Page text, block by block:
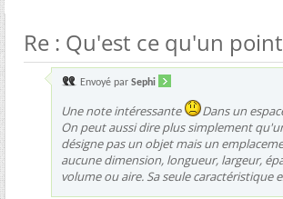
Re : Qu'est ce qu'un
Envoyé par Sephi
Une note intéressante
Dans un
On peut aussi dire plus simplement
désigne pas un objet mais un
aucune dimension, longueur, largeur,
volume ou aire. Sa seule caractéristique